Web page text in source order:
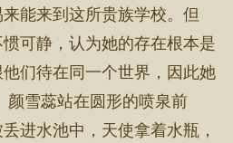
能来到这所贵族学校。但
可静，认为她的存在根本是
们待在同一个世界，因此她
颜雪蕊站在圆形的喷泉前
进水池中，天使拿着水瓶，